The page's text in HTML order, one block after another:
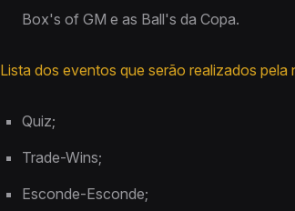
Box's of GM e as Ball's da Copa.
Lista dos eventos que serão realizados
Quiz;
Trade-Wins;
Esconde-Esconde;